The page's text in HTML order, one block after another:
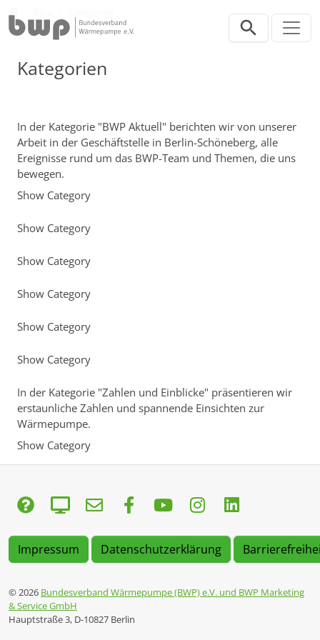
Kategorien
In der Kategorie "BWP Aktuell" berichten wir von unserer
Arbeit in der Geschäftstelle in Berlin-Schöneberg, alle
Ereignisse rund um das BWP-Team und Themen, die uns
bewegen.
Show Category
Show Category
Show Category
Show Category
Show Category
Show Category
In der Kategorie "Zahlen und Einblicke" präsentieren wir
erstaunliche Zahlen und spannende Einsichten zur
Wärmepumpe.
Show Category
Impressum Datenschutzerklärung
© 2026 Bundesverband Wärmepumpe (BWP) e.V. und BWP Marketing
& Service GmbH
Hauptstraße 3, D-10827 Berlin